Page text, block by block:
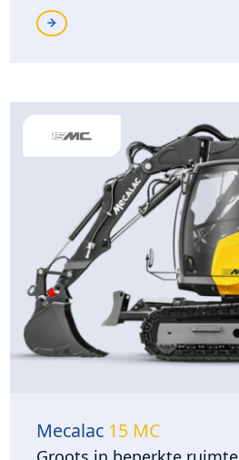
Mecalac 15 MC